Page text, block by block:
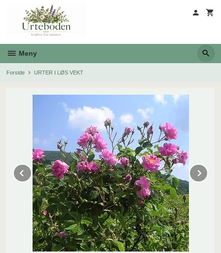
innholdet
Meny
Forside URTER I LØS VEKT
Prev